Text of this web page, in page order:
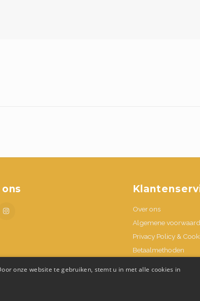
Over ons
Algemene
Privacy Policy &
Betaalmethoden
onze website te gebruiken, stemt u in met alle cookies in